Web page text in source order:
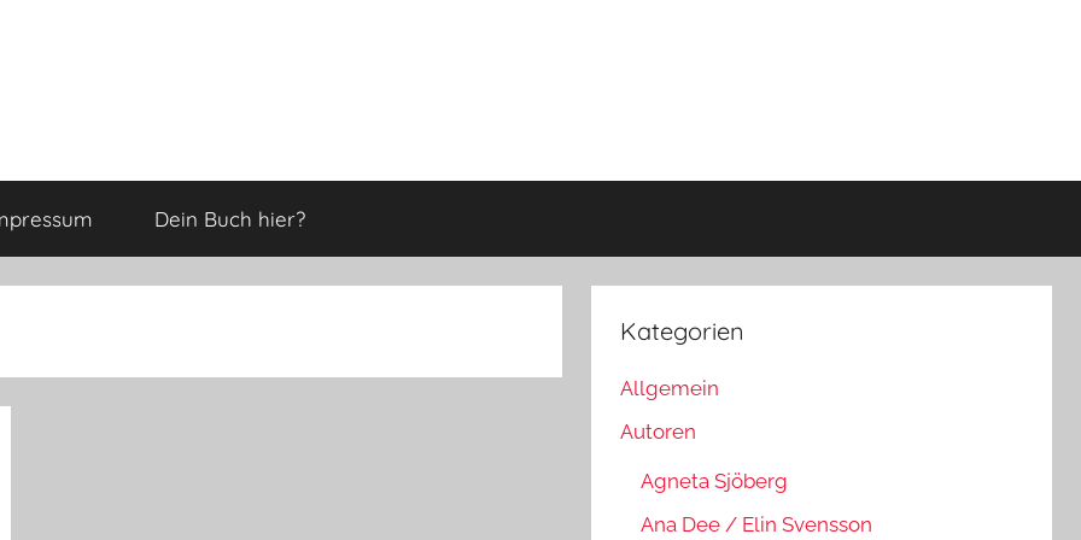
Dein Buch hier?
Kategorien
Allgemein
Autoren
Agneta Sjöberg
Ana Dee / Elin Svensson